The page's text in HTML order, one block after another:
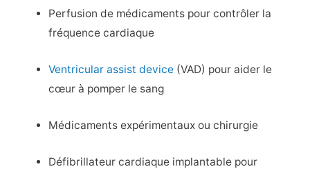
Perfusion de médicaments pour contrôler la
fréquence cardiaque
Ventricular assist device (VAD) pour aider le
cœur à pomper le sang
Médicaments expérimentaux ou chirurgie
Défibrillateur cardiaque implantable pour